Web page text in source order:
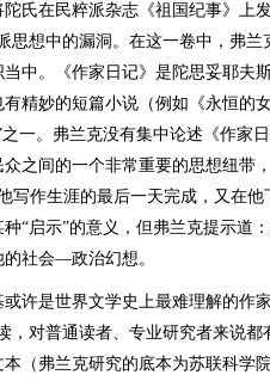
氏在民粹派杂志《祖国纪事》上
思想中的漏洞。在这一卷中，弗兰
中。《作家日记》是陀思妥耶夫
精妙的短篇小说（例如《永恒的
一。弗兰克没有集中论述《作家
之间的一个非常重要的思想纽带
他写作生涯的最后一天完成，又在
“启示”的意义，但弗兰克提示道
社会—政治幻想。
是世界文学史上最难理解的作家
，对普通读者、专业研究者来说
（弗兰克研究的底本为苏联科学